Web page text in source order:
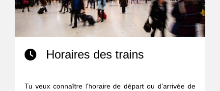
Horaires des trains
Tu veux connaître l’horaire de départ ou d’arrivée de